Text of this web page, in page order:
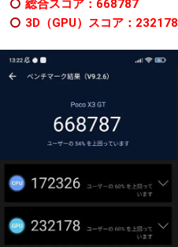
総合スコア：668787
3D（GPU）スコア：232178